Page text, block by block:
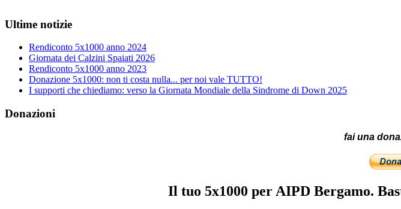
Ultime notizie
Rendiconto 5x1000 anno 2024
Giornata dei Calzini Spaiati 2026
Rendiconto 5x1000 anno 2023
Donazione 5x1000: non ti costa nulla... per noi vale TUTTO!
I supporti che chiediamo: verso la Giornata Mondiale della Sindrome di Down 2025
Donazioni
fai una
Il tuo 5x1000 per AIPD Bergamo.